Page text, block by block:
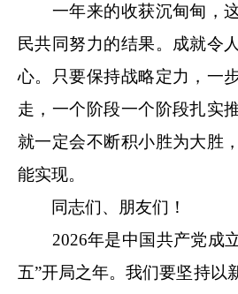
一年来的收获沉甸甸，这
民共同努力的结果。成就令
心。只要保持战略定力，一
走，一个阶段一个阶段扎实
就一定会不断积小胜为大胜
能实现。
同志们、朋友们！
2026年是中国共产党成立
五”开局之年。我们要坚持以